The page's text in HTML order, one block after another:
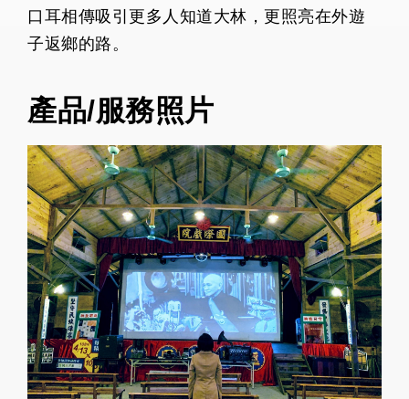
口耳相傳吸引更多人知道大林，更照亮在外遊
子返鄉的路。
產品/服務照片